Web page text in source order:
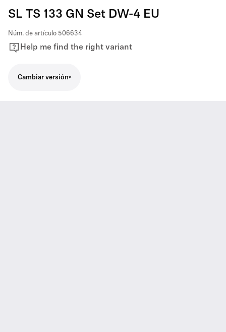
SL TS 133 GN Set DW-4 EU
Núm. de artículo 506634
Help me find the right variant
Cambiar versión